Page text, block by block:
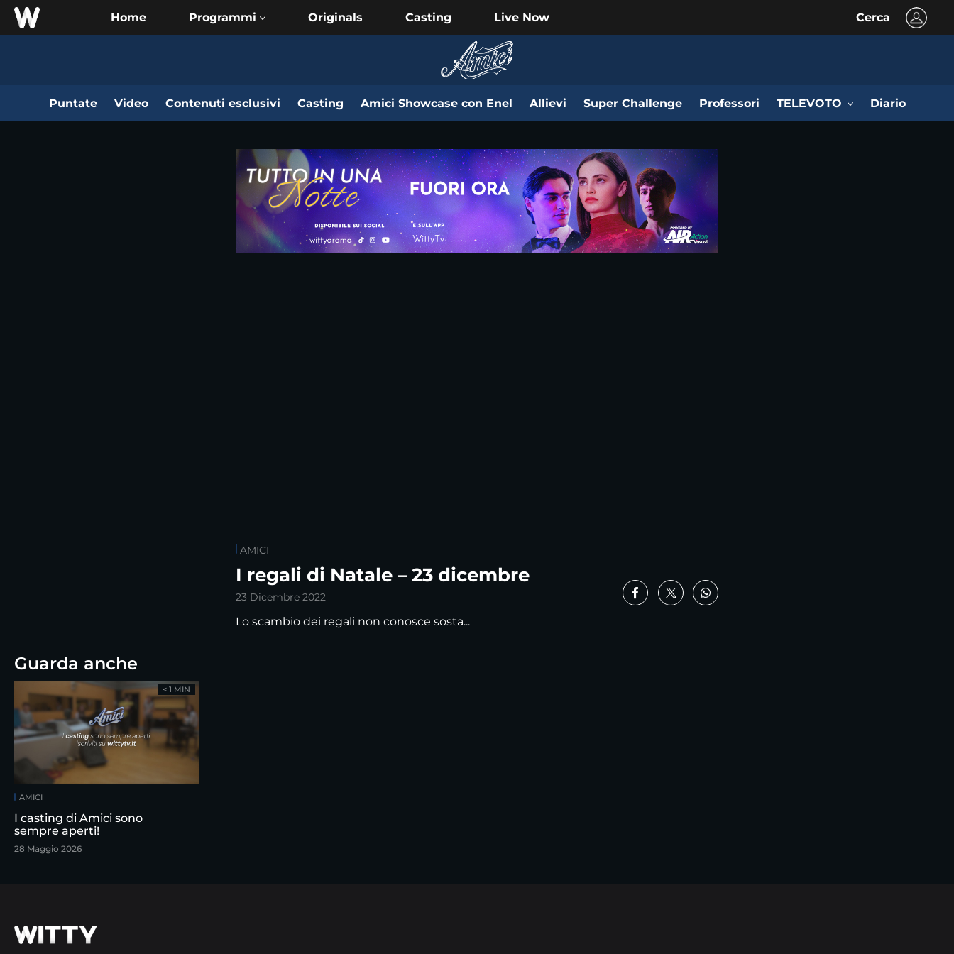
Home Originals Casting Live Now Cerca
Puntate Video Contenuti esclusivi Casting Amici Showcase con Enel Allievi Super Challenge Professori TELEVOTO Diario
AMICI
I regali di Natale – 23 dicembre
23 Dicembre 2022
Lo scambio dei regali non conosce sosta...
Guarda anche
AMICI
I casting di Amici sono
sempre aperti!
28 Maggio 2026
< 1 MIN